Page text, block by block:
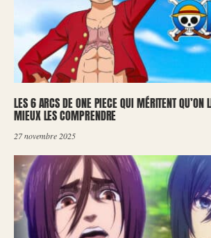
LES 6 ARCS DE ONE PIECE QUI MÉRITENT QU’ON
MIEUX LES COMPRENDRE
27 novembre 2025